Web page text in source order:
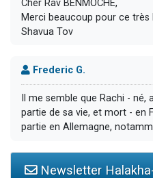
Cher Rav BENMOCHÉ,
Merci beaucoup pour ce très
Shavua Tov
Frederic G.
Il me semble que Rachi -
partie de sa vie, et mort - en
partie en Allemagne,
Newsletter